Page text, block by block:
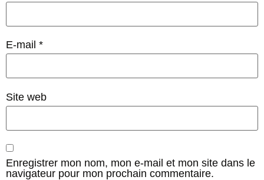
E-mail *
Site web
Enregistrer mon nom, mon e-mail et mon site dans le
navigateur pour mon prochain commentaire.